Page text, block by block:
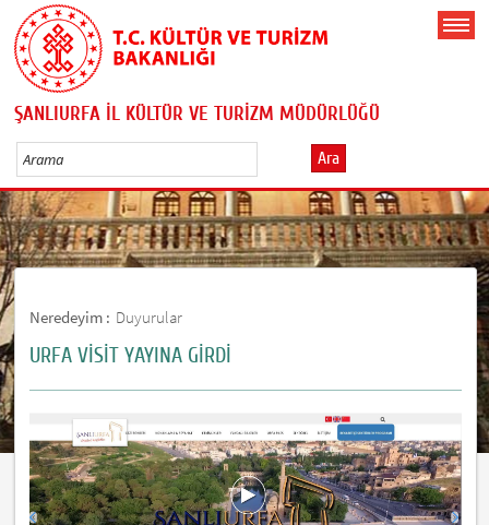
ŞANLIURFA İL KÜLTÜR VE TURİZM MÜDÜRLÜĞÜ
Ara
Neredeyim : Duyurular
URFA VİSİT YAYINA GİRDİ